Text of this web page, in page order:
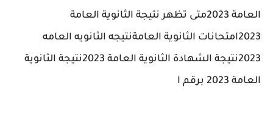
العامة 2023متى تظهر نتيجة الثانوية العامة
2023امتحانات الثانوية العامةنتيجه الثانويه العامه
2023نتيجة الشهادة الثانوية العامة 2023نتيجة الثانوية
العامة 2023 برقم ا